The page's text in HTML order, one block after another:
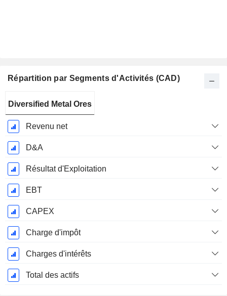
Répartition par Segments d'Activités (CAD)
Fiscale:
Décembre
Diversified Metal Ores
Revenu net
D&A
Résultat d'Exploitation
EBT
CAPEX
Charge d'impôt
Charges d'intérêts
Total des actifs